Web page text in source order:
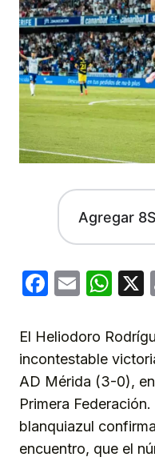
Agregar
Email
El Heliodoro
incontestable
AD Mérida (3-0),
Primera
blanquiazul
encuentro, que el